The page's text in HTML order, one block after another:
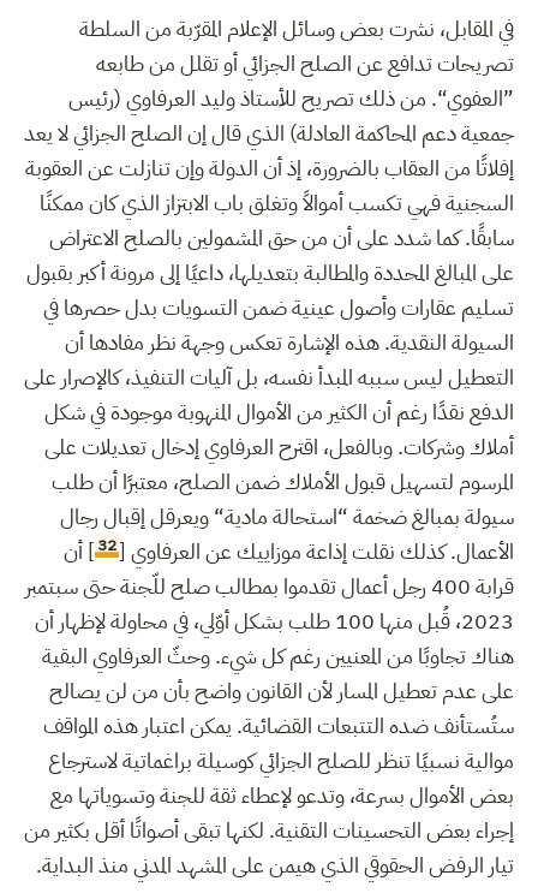
في المقابل، نشرت بعض وسائل الإعلام المقرّبة من السلطة
تصريحات تدافع عن الصلح الجزائي أو تقلل من طابعه
”العفوي“. من ذلك تصريح للأستاذ وليد العرفاوي (رئيس
جمعية دعم المحاكمة العادلة) الذي قال إن الصلح الجزائي لا يعد
إفلاتًا من العقاب بالضرورة، إذ أن الدولة وإن تنازلت عن العقوبة
السجنية فهي تكسب أموالاً وتغلق باب الابتزاز الذي كان ممكنًا
سابقًا. كما شدد على أن من حق المشمولين بالصلح الاعتراض
على المبالغ المحددة والمطالبة بتعديلها، داعيًا إلى مرونة أكبر بقبول
تسليم عقارات وأصول عينية ضمن التسويات بدل حصرها في
السيولة النقدية. هذه الإشارة تعكس وجهة نظر مفادها أن
التعطيل ليس سببه المبدأ نفسه، بل آليات التنفيذ، كالإصرار على
الدفع نقدًا رغم أن الكثير من الأموال المنهوبة موجودة في شكل
أملاك وشركات. وبالفعل، اقترح العرفاوي إدخال تعديلات على
المرسوم لتسهيل قبول الأملاك ضمن الصلح، معتبرًا أن طلب
سيولة بمبالغ ضخمة “استحالة مادية“ ويعرقل إقبال رجال
الأعمال. كذلك نقلت إذاعة موزاييك عن العرفاوي [32] أن
قرابة 400 رجل أعمال تقدموا بمطالب صلح للّجنة حتى سبتمبر
2023، قُبل منها 100 طلب بشكل أوّلي، في محاولة لإظهار أن
هناك تجاوبًا من المعنيين رغم كل شيء. وحثّ العرفاوي البقية
على عدم تعطيل المسار لأن القانون واضح بأن من لن يصالح
ستُستأنف ضده التتبعات القضائية. يمكن اعتبار هذه المواقف
موالية نسبيًا تنظر للصلح الجزائي كوسيلة براغماتية لاسترجاع
بعض الأموال بسرعة، وتدعو لإعطاء ثقة للجنة وتسوياتها مع
إجراء بعض التحسينات التقنية. لكنها تبقى أصواتًا أقل بكثير من
تيار الرفض الحقوقي الذي هيمن على المشهد المدني منذ البداية.